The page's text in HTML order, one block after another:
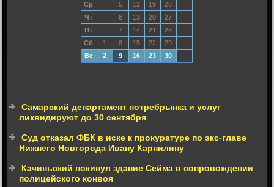
Ср
5 12 19
26
Чт
6 13 20
27
Пт
7 14 21
28
Сб
1 8 15 22
29
Вс
2 9 16 23 30
Самарский департамент потребрынка и услуг
ликвидируют до 30 сентября
Суд отказал ФБК в иске к прокуратуре по экс-главе
Нижнего Новгорода Ивану Карнилину
Качиньский покинул здание Сейма в сопровождении
полицейского конвоя